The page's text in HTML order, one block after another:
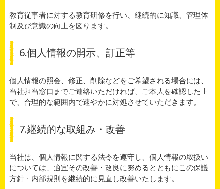
教育従事者に対する教育研修を行い、継続的に知識、管理体
制及び意識の向上を図ります。
6.個人情報の開示、訂正等
個人情報の照会、修正、削除などをご希望される場合には、
当社担当窓口までご連絡いただければ、ご本人を確認した上
で、合理的な範囲内で速やかに対処させていただきます。
7.継続的な取組み・改善
当社は、個人情報に関する法令を遵守し、個人情報の取扱い
については、適宜その改善・改良に努めるとともにこの保護
方針・内部規則を継続的に見直し改善いたします。